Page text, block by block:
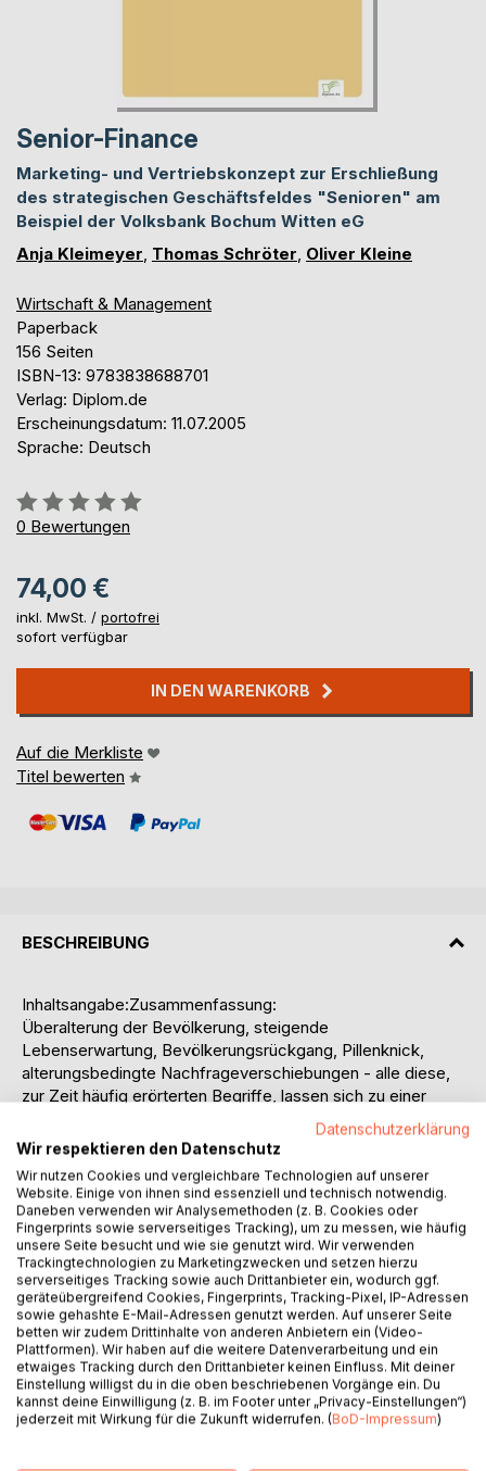
Senior-Finance
Marketing- und Vertriebskonzept zur Erschließung
des strategischen Geschäftsfeldes "Senioren" am
Beispiel der Volksbank Bochum Witten eG
Anja Kleimeyer Thomas Schröter Oliver Kleine
Wirtschaft & Management
Paperback
156 Seiten
ISBN-13: 9783838688701
Verlag: Diplom.de
Erscheinungsdatum: 11.07.2005
Sprache: Deutsch
Bewertung::
0%
0 Bewertungen
74,00 €
inkl. MwSt. / portofrei
sofort verfügbar
IN DEN WARENKORB
Auf die Merkliste
Titel bewerten
BESCHREIBUNG
Inhaltsangabe:Zusammenfassung:
Überalterung der Bevölkerung, steigende
Lebenserwartung, Bevölkerungsrückgang, Pillenknick,
alterungsbedingte Nachfrageverschiebungen - alle diese,
zur Zeit häufig erörterten Begriffe, lassen sich zu einer
Aussage verdichten: Für die Zukunft wird in Deutschland
eine alternde Gesellschaft erwartet.
Aktuelle Diskussionen beinhalten Begriffe, wie z.B.
Erbengeneration, Silver Surfer oder Best Ager, die den
Wertewandel der Senioren beschreiben. Die sparsame und
ängstliche Vorkriegsgeneration wird mehr und mehr von der
wohlhabenden, konsumorientierten Generation abgelöst.
Gesundheit, gute Einkommens- und
Vermögensverhältnisse sowie hohe
Kommunikationsbereitschaft sind nur einige Eigenschaften,
die diese Generation in sich vereint und die es in dieser
Form zuvor nicht gegeben hat.
Einzelne Finanzdienstleister konzentrieren sich bereits seit
geraumer Zeit auf die zielgerichtete Bearbeitung des
Datenschutzerklärung
Wir respektieren den Datenschutz
Wir nutzen Cookies und vergleichbare Technologien auf unserer
Website. Einige von ihnen sind essenziell und technisch notwendig.
Daneben verwenden wir Analysemethoden (z. B. Cookies oder
Fingerprints sowie serverseitiges Tracking), um zu messen, wie häufig
unsere Seite besucht und wie sie genutzt wird. Wir verwenden
Trackingtechnologien zu Marketingzwecken und setzen hierzu
serverseitiges Tracking sowie auch Drittanbieter ein, wodurch ggf.
geräteübergreifend Cookies, Fingerprints, Tracking-Pixel, IP-Adressen
sowie gehashte E-Mail-Adressen genutzt werden. Auf unserer Seite
betten wir zudem Drittinhalte von anderen Anbietern ein (Video-
Plattformen). Wir haben auf die weitere Datenverarbeitung und ein
etwaiges Tracking durch den Drittanbieter keinen Einfluss. Mit deiner
Einstellung willigst du in die oben beschriebenen Vorgänge ein. Du
kannst deine Einwilligung (z. B. im Footer unter „Privacy-Einstellungen“)
jederzeit mit Wirkung für die Zukunft widerrufen. (BoD-Impressum)